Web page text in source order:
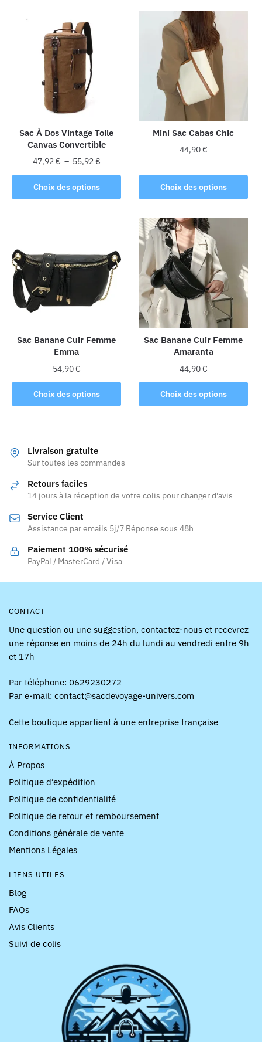
Sac À Dos Vintage Toile
Canvas Convertible
47,92€ – 55,92€Plage
de
prix :
47,92 €
Choix des options
Ce
produit
Les
options
peuvent
être
choisies
la
page
du
produit
Mini Sac Cabas Chic
44,90€
Choix des options
produit
a
variations.
Les
options
peuvent
être
choisies
sur
la
page
du
produit
Sac Banane Cuir Femme
Emma
54,90€
Choix des options
Ce
produit
variations.
Les
peuvent
choisies
sur
la
page
Sac Banane Cuir Femme
Amaranta
44,90€
Choix des options
Ce
produit
être
sur
Livraison gratuite
Sur toutes les commandes
Retours faciles
14 jours à la réception de votre colis pour changer d'avis
Service Client
Assistance par emails 5j/7 Réponse sous 48h
Paiement 100% sécurisé
PayPal / MasterCard / Visa
CONTACT
Une question ou une suggestion, contactez-nous et recevrez
une réponse en moins de 24h du lundi au vendredi entre 9h
et 17h
Par téléphone: 0629230272
Par e-mail: contact@sacdevoyage-univers.com
Cette boutique appartient à une entreprise française
INFORMATIONS
À Propos
Politique d’expédition
Politique de confidentialité
Politique de retour et remboursement
Conditions générale de vente
Mentions Légales
LIENS UTILES
Blog
FAQs
Avis Clients
Suivi de colis